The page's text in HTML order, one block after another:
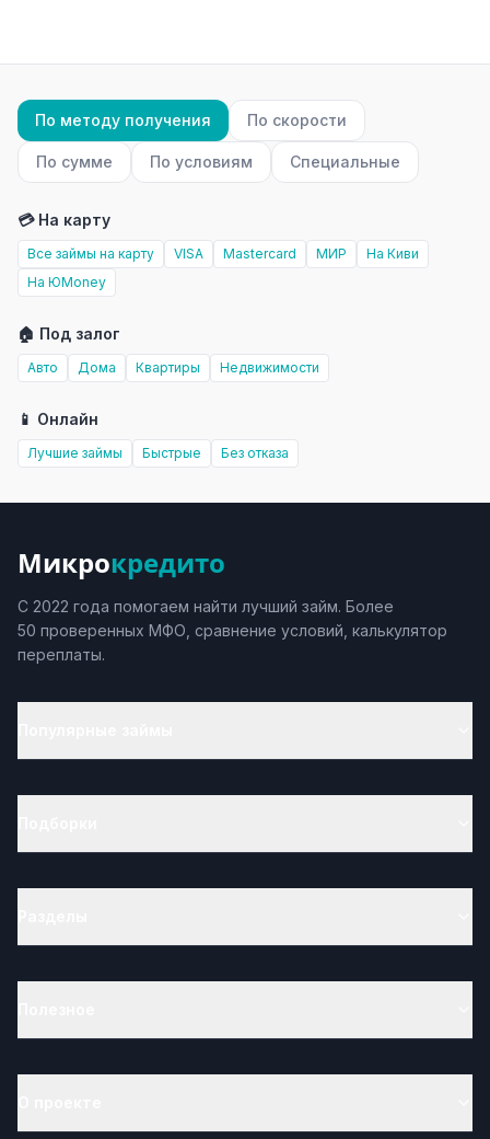
По методу получения По скорости
По сумме По условиям Специальные
💳 На карту
Все займы на карту VISA Mastercard МИР
На Киви
На ЮMoney
🏠 Под залог
Авто Дома Квартиры Недвижимости
📱 Онлайн
Лучшие займы Быстрые Без отказа
Микрокредито
С 2022 года помогаем найти лучший займ. Более
50 проверенных МФО, сравнение условий, калькулятор
переплаты.